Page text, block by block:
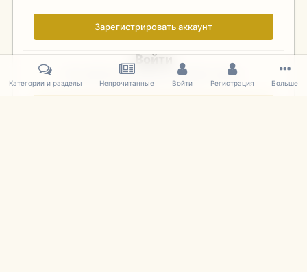
Зарегистрировать аккаунт
Войти
Уже зарегистрированы? Войдите здесь.
Категории и разделы Непрочитанные Войти Регистрация Больше